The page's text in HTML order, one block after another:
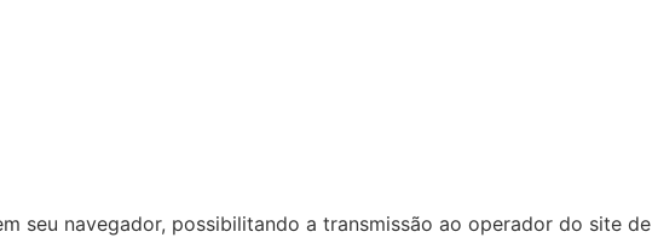
seu navegador, possibilitando a transmissão ao operador do site de